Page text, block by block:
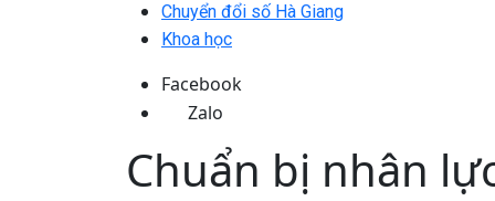
Chuyển đổi số Hà Giang
Khoa học
Facebook
Zalo
Chuẩn bị nhân